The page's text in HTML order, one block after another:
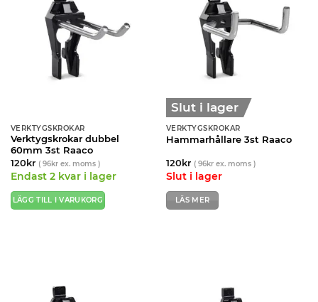
VERKTYGSKROKAR
Verktygskrokar dubbel
60mm 3st Raaco
120kr ( 96krex. moms )
Endast 2 kvar i lager
LÄGG TILL I VARUKORG
Slut i lager
VERKTYGSKROKAR
Hammarhållare 3st Raaco
120kr ( 96krex. moms )
Slut i lager
LÄS MER